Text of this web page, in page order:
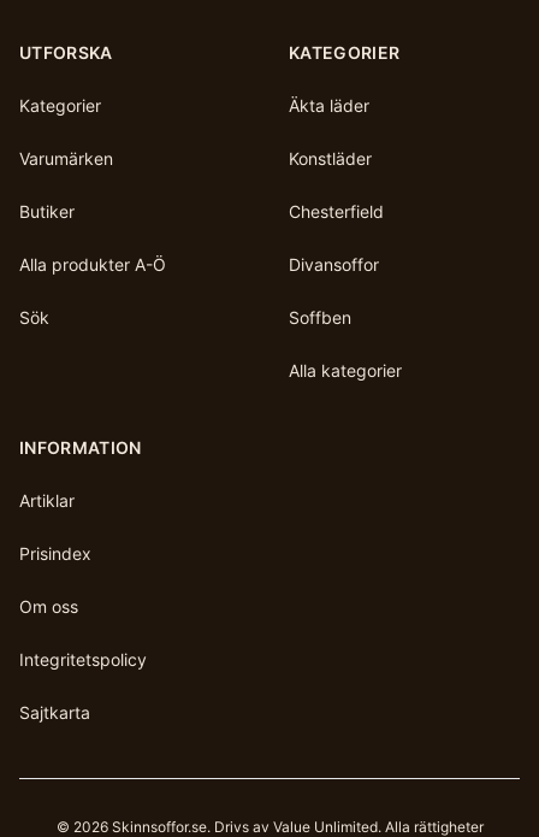
UTFORSKA
Kategorier
Varumärken
Butiker
Alla produkter A-Ö
Sök
KATEGORIER
Äkta läder
Konstläder
Chesterfield
Divansoffor
Soffben
Alla kategorier
INFORMATION
Artiklar
Prisindex
Om oss
Integritetspolicy
Sajtkarta
© 2026 Skinnsoffor.se. Drivs av Value Unlimited. Alla rättigheter